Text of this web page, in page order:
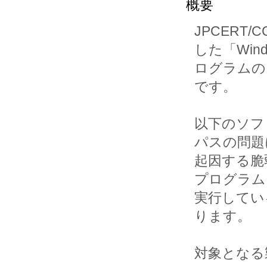
概要
JPCERT/
した「
ログラム
です。
以下のソ
パスの問
起因する
プログラ
実行して
ります。
対象とな